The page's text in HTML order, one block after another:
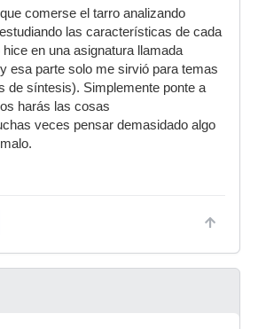
comerse el tarro analizando
las características de cada
en una asignatura llamada
esa parte solo me sirvió para temas
de síntesis). Simplemente ponte a
harás las cosas
veces pensar demasidado algo